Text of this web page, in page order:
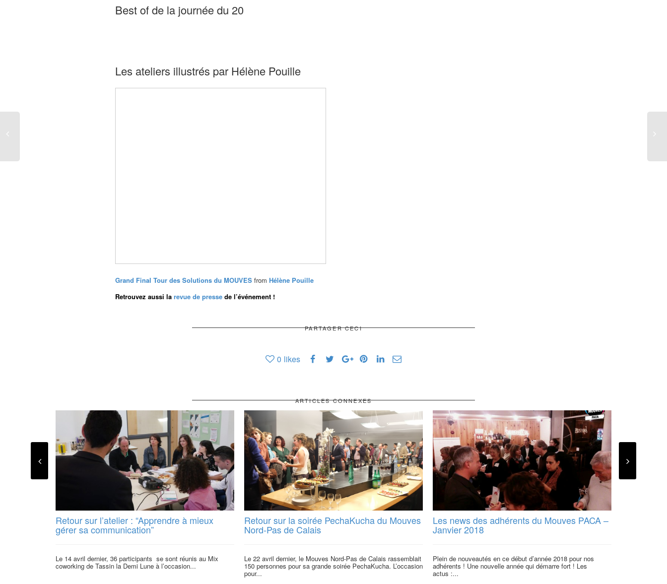
Best of de la journée du 20
Les ateliers illustrés par Hélène Pouille
Grand Final Tour des Solutions du MOUVES from Hélène Pouille
Retrouvez aussi la revue de presse de l’événement !
PARTAGER CECI
0 likes
ARTICLES CONNEXES
Retour sur l’atelier : “Apprendre à mieux
gérer sa communication”
Le 14 avril dernier, 36 participants se sont réunis au Mix
coworking de Tassin la Demi Lune à l’occasion...
Retour sur la soirée PechaKucha du Mouves
Nord-Pas de Calais
Le 22 avril dernier, le Mouves Nord-Pas de Calais rassemblait
150 personnes pour sa grande soirée PechaKucha. L’occasion
pour...
Les news des adhérents du Mouves PACA –
Janvier 2018
Plein de nouveautés en ce début d’année 2018 pour nos
adhérents ! Une nouvelle année qui démarre fort ! Les
actus :...